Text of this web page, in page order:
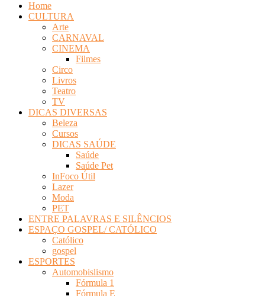
Home
CULTURA
Arte
CARNAVAL
CINEMA
Filmes
Circo
Livros
Teatro
TV
DICAS DIVERSAS
Beleza
Cursos
DICAS SAÚDE
Saúde
Saúde Pet
InFoco Útil
Lazer
Moda
PET
ENTRE PALAVRAS E SILÊNCIOS
ESPAÇO GOSPEL/ CATÓLICO
Católico
gospel
ESPORTES
Automobislismo
Fórmula 1
Fórmula E